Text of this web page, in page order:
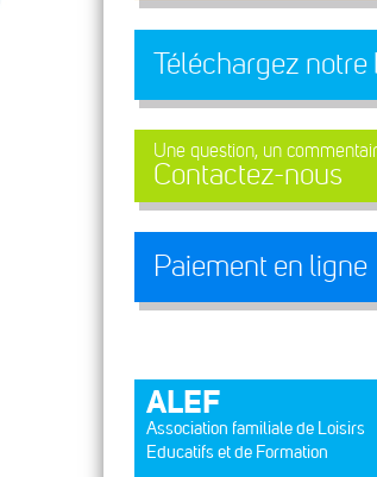
Téléchargez
Une question, un
Contactez-nous
Paiement en ligne
ALEF
Association familiale de Loisirs
Educatifs et de Formation